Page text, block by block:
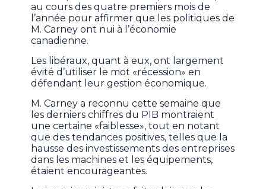
au cours des quatre premiers mois de
l’année pour affirmer que les politiques de
M. Carney ont nui à l’économie
canadienne.
Les libéraux, quant à eux, ont largement
évité d’utiliser le mot «récession» en
défendant leur gestion économique.
M. Carney a reconnu cette semaine que
les derniers chiffres du PIB montraient
une certaine «faiblesse», tout en notant
que des tendances positives, telles que la
hausse des investissements des entreprises
dans les machines et les équipements,
étaient encourageantes.